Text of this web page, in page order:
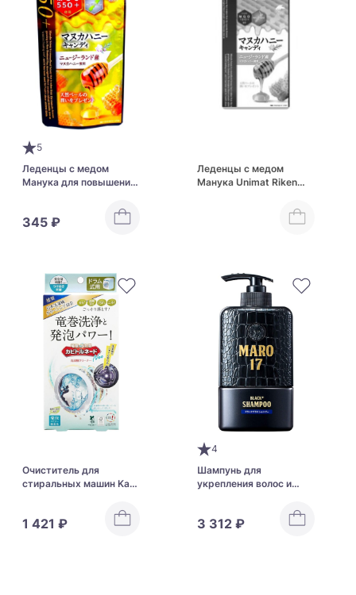
5
Леденцы с медом
Манука для повышения
организма Unimat Riken
Manuka Honey Candy
345 ₽
Леденцы с медом
Манука Unimat Riken
Очиститель для
стиральных машин Kavi
1 421 ₽
4
Шампунь для
укрепления волос и
MARO 17 Black+ Men's
Shampoo
3 312 ₽